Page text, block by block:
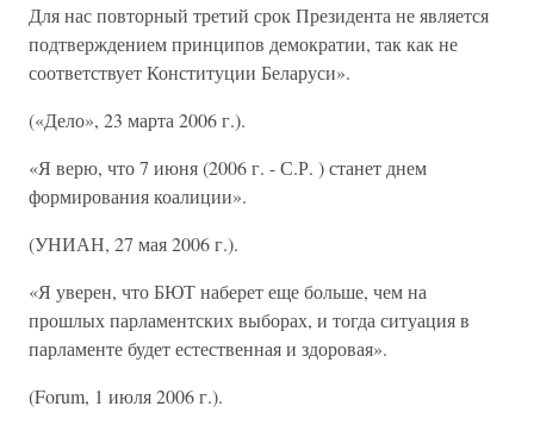
Для нас повторный третий срок Президента не является
подтверждением принципов демократии, так как не
соответствует Конституции Беларуси».
(«Дело», 23 марта 2006 г.).
«Я верю, что 7 июня (2006 г. - С.Р. ) станет днем
формирования коалиции».
(УНИАН, 27 мая 2006 г.).
«Я уверен, что БЮТ наберет еще больше, чем на
прошлых парламентских выборах, и тогда ситуация в
парламенте будет естественная и здоровая».
(Forum, 1 июля 2006 г.).